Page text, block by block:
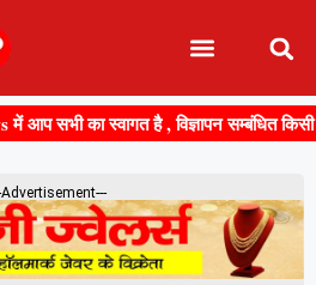
का स्वागत है , विज्ञापन सम्बंधित किसी भी
Advertisement---